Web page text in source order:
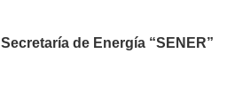
Secretaría de Energía “SENER”